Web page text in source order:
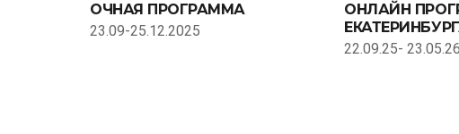
ОЧНАЯ ПРОГРАММА
23.09-25.12.2025
ОНЛАЙН
22.09.25- 23.05.26